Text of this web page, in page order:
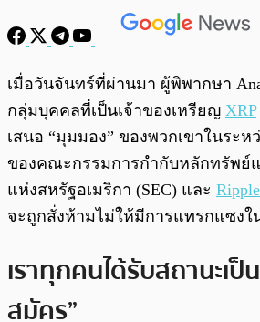
พร้อมเล่น
เมื่อวันจันทร์ที่ผ่านมา ผู้พิพากษา
กลุ่มบุคคลที่เป็นเจ้าของเหรียญ XRP
เสนอ “มุมมอง” ของพวกเขาในระ
ของคณะกรรมการกำกับหลักทรัพย์
แห่งสหรัฐอเมริกา (SEC) และ Ripple
จะถูกสั่งห้ามไม่ให้มีการแทรกแซงใ
เราทุกคนได้รับสถานะเป็
สมัคร”